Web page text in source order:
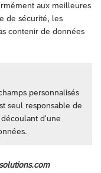
aux meilleures
de sécurité, les
contenir de données
personnalisés
seul responsable de
d'une